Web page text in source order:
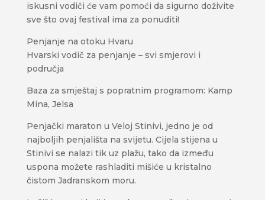
iskusni vodiči će vam pomoći da sigurno doživite
sve što ovaj festival ima za ponuditi!
Penjanje na otoku Hvaru
Hvarski vodič za penjanje – svi smjerovi i
područja
Baza za smještaj s popratnim programom: Kamp
Mina, Jelsa
Penjački maraton u Veloj Stinivi, jedno je od
najboljih penjališta na svijetu. Cijela stijena u
Stinivi se nalazi tik uz plažu, tako da između
uspona možete rashladiti mišiće u kristalno
čistom Jadranskom moru.